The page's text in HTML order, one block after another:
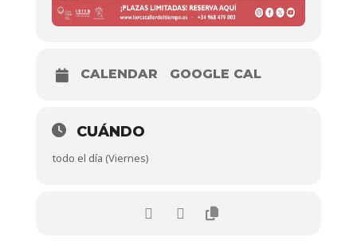
CALENDAR GOOGLE CAL
CUÁNDO
todo el día (Viernes)